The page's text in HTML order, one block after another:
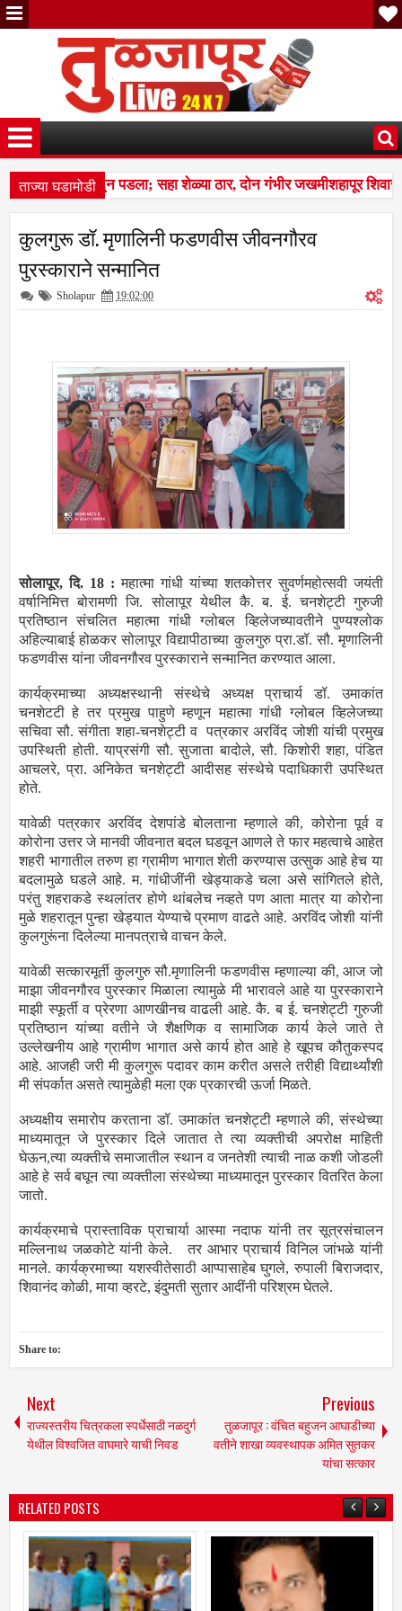
ताज्या घडामोडी
शेळ्यांवर तुटून पडला; सहा शेळ्या ठार, दोन गंभीर जखमीशहापूर
देतो' म्हणत १७ लाखांचा गंडा; तुळजापूर तालुक्यातील दाम्पत्याची आर्थिक
शेळ्यांवर तुटून पडला; सहा शेळ्या ठार, दोन गंभीर जखमीशहापूर
कुलगुरू डॉ. मृणालिनी फडणवीस जीवनगौरव
पुरस्काराने सन्मानित
Sholapur 19:02:00
सोलापूर, दि. 18 :महात्मा गांधी यांच्या शतकोत्तर सुवर्णमहोत्सवी जयंती
वर्षानिमित्त बोरामणी जि. सोलापूर येथील कै. ब. ई. चनशेट्टी गुरुजी
प्रतिष्ठान संचलित महात्मा गांधी ग्लोबल व्हिलेजच्यावतीने पुण्यश्लोक
अहिल्याबाई होळकर सोलापूर विद्यापीठाच्या कुलगुरु प्रा.डॉ. सौ. मृणालिनी
फडणवीस यांना जीवनगौरव पुरस्काराने सन्मानित करण्यात आला.
कार्यक्रमाच्या अध्यक्षस्थानी संस्थेचे अध्यक्ष प्राचार्य डॉ. उमाकांत
चनशेटटी हे तर प्रमुख पाहुणे म्हणून महात्मा गांधी ग्लोबल व्हिलेजच्या
सचिवा सौ. संगीता शहा-चनशेट्टी व पत्रकार अरविंद जोशी यांची प्रमुख
उपस्थिती होती. याप्रसंगी सौ. सुजाता बादोले, सौ. किशोरी शहा, पंडित
आचलरे, प्रा. अनिकेत चनशेट्टी आदीसह संस्थेचे पदाधिकारी उपस्थित
होते.
यावेळी पत्रकार अरविंद देशपांडे बोलताना म्हणाले की, कोरोना पूर्व व
कोरोना उत्तर जे मानवी जीवनात बदल घडवून आणले ते फार महत्वाचे आहेत
शहरी भागातील तरुण हा ग्रामीण भागात शेती करण्यास उत्सुक आहे हेच या
बदलामुळे घडले आहे. म. गांधीजींनी खेड्याकडे चला असे सांगितले होते,
परंतु शहराकडे स्थलांतर होणे थांबलेच नव्हते पण आता मात्र या कोरोना
मुळे शहरातून पुन्हा खेड्यात येण्याचे प्रमाण वाढते आहे. अरविंद जोशी यांनी
कुलगुरूंना दिलेल्या मानपत्राचे वाचन केले.
यावेळी सत्कारमूर्ती कुलगुरु सौ.मृणालिनी फडणवीस म्हणाल्या की, आज जो
माझा जीवनगौरव पुरस्कार मिळाला त्यामुळे मी भारावले आहे या पुरस्काराने
माझी स्फूर्ती व प्रेरणा आणखीनच वाढली आहे. कै. ब ई. चनशेट्टी गुरुजी
प्रतिष्ठान यांच्या वतीने जे शैक्षणिक व सामाजिक कार्य केले जाते ते
उल्लेखनीय आहे ग्रामीण भागात असे कार्य होत आहे हे खूपच कौतुकस्पद
आहे. आजही जरी मी कुलगुरू पदावर काम करीत असले तरीही विद्यार्थ्यांशी
मी संपर्कात असते त्यामुळेही मला एक प्रकारची ऊर्जा मिळते.
अध्यक्षीय समारोप करताना डॉ. उमाकांत चनशेट्टी म्हणाले की, संस्थेच्या
माध्यमातून जे पुरस्कार दिले जातात ते त्या व्यक्तीची अपरोक्ष माहिती
घेऊन,त्या व्यक्तीचे समाजातील स्थान व जनतेशी त्याची नाळ कशी जोडली
आहे हे सर्व बघून त्या व्यक्तीला संस्थेच्या माध्यमातून पुरस्कार वितरित केला
जातो.
कार्यक्रमाचे प्रास्ताविक प्राचार्या आस्मा नदाफ यांनी तर सूत्रसंचालन
मल्लिनाथ जळकोटे यांनी केले. तर आभार प्राचार्य विनिल जांभळे यांनी
मानले. कार्यक्रमाच्या यशस्वीतेसाठी आप्पासाहेब घुगले, रुपाली बिराजदार,
शिवानंद कोळी, माया व्हरटे, इंदुमती सुतार आदींनी परिश्रम घेतले.
Share to:
Next
राज्यस्तरीय चित्रकला स्पर्धेसाठी नळदुर्ग
येथील विश्वजित वाघमारे याची निवड
Previous
तुळजापूर : वंचित बहुजन आघाडीच्या
वतीने शाखा व्यवस्थापक अमित सुतकर
यांचा सत्कार
RELATED POSTS